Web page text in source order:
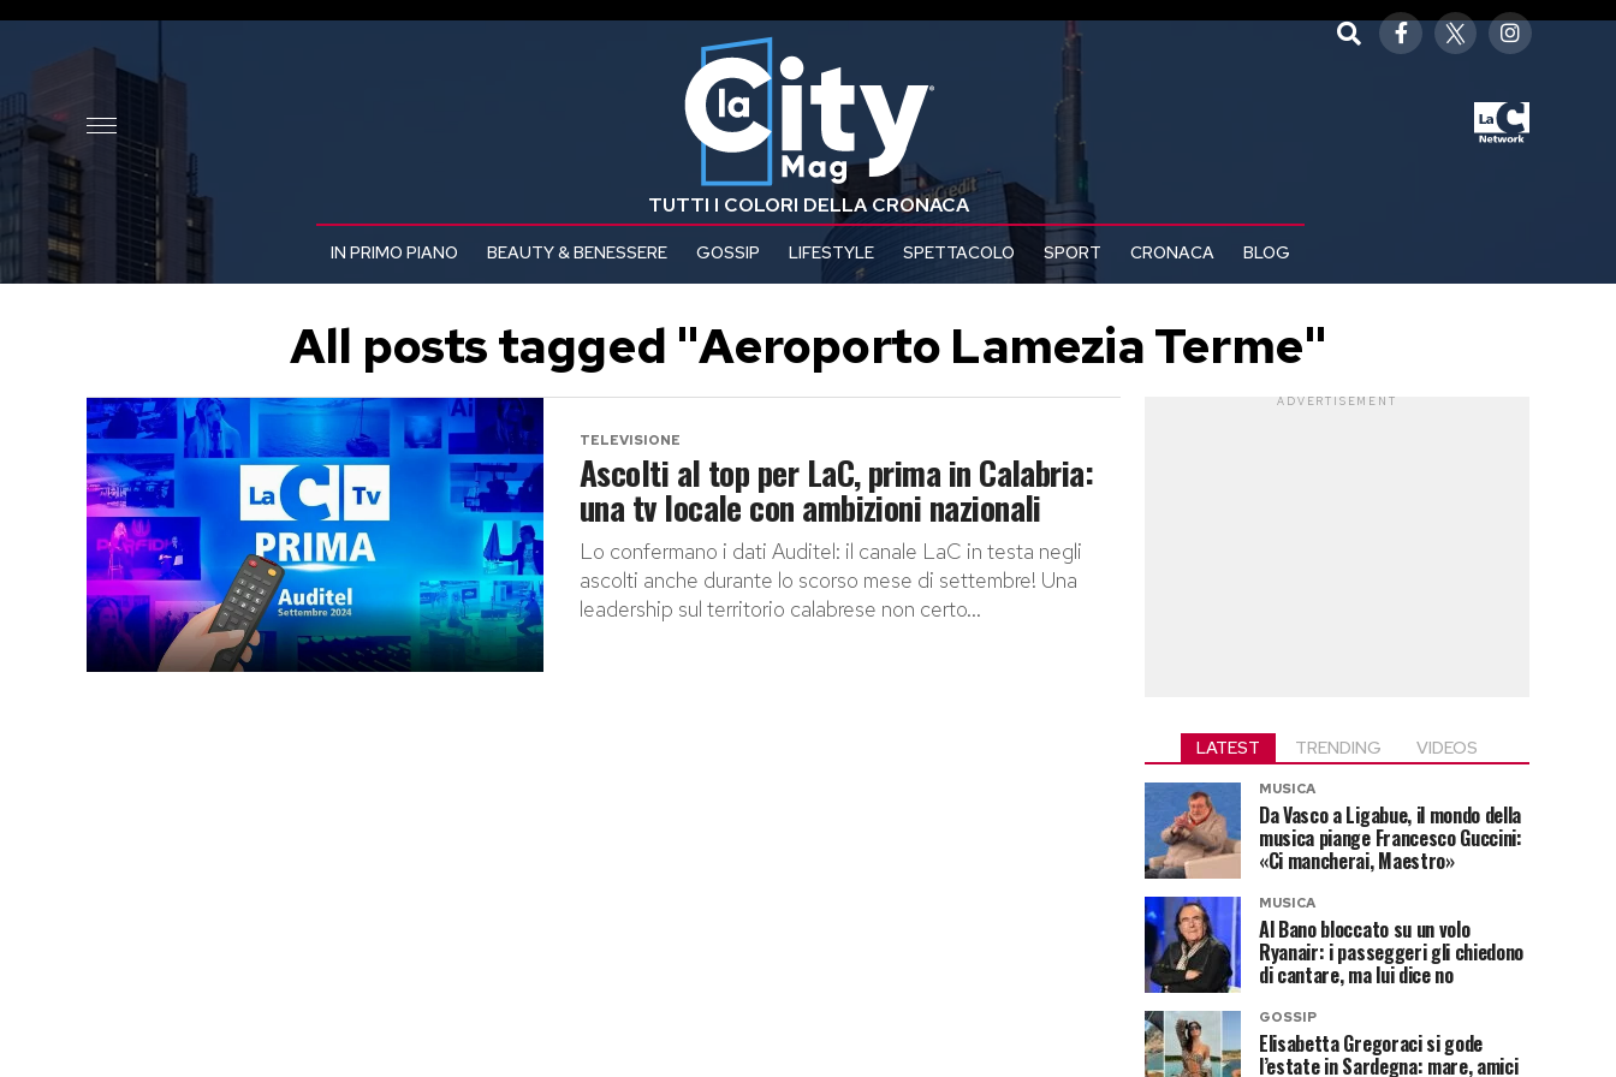
TUTTI I COLORI DELLA CRONACA
IN PRIMO PIANO BEAUTY & BENESSERE GOSSIP LIFESTYLE SPETTACOLO SPORT CRONACA BLOG
All posts tagged "Aeroporto Lamezia Terme"
TELEVISIONE
Ascolti al top per LaC, prima in Calabria:
una tv locale con ambizioni nazionali
Lo confermano i dati Auditel: il canale LaC in testa negli
ascolti anche durante lo scorso mese di settembre! Una
leadership sul territorio calabrese non certo...
ADVERTISEMENT
LATEST TRENDING VIDEOS
MUSICA
Da Vasco a Ligabue, il mondo della
musica piange Francesco Guccini:
«Ci mancherai, Maestro»
MUSICA
Al Bano bloccato su un volo
Ryanair: i passeggeri gli chiedono
di cantare, ma lui dice no
GOSSIP
Elisabetta Gregoraci si gode
l’estate in Sardegna: mare, amici